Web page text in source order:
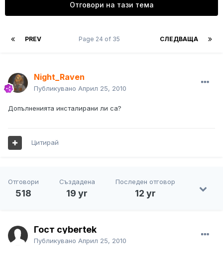
Отговори на тази тема
PREV СЛЕДВАЩА
Page 24 of 35
Night_Raven
Публикувано Април 25, 2010
Допълненията инсталирани ли са?
Цитирай
Отговори
518
Създадена
19 yr
Последен отговор
12 yr
Гост cybertek
Публикувано Април 25, 2010